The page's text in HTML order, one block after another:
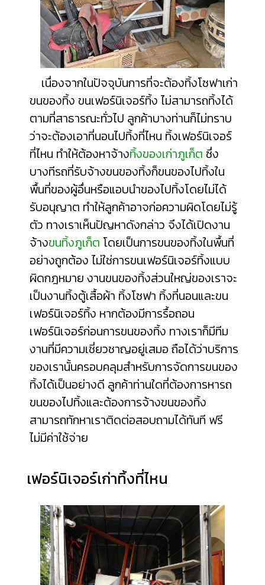
เนื่องจากในปัจจุบันการที่จะต้องทิ้งโซฟาเก่า
ขนของทิ้ง ขนเฟอร์นิเจอร์ทิ้ง ไม่สามารถทิ้งได้
ตามที่สาธารณะทั่วไป ลูกค้าบางท่านก็ไม่ทราบ
ว่าจะต้องเอาที่นอนไปทิ้งที่ไหน ทิ้งเฟอร์นิเจอร์
ที่ไหน ทำให้ต้องหาจ้างทิ้งของเก่าภูเก็ต ซึ่ง
บางทีรถที่รับจ้างขนของทิ้งก็ขนของไปทิ้งใน
พื้นที่ของผู้อื่นหรือแอบนำของไปทิ้งโดยไม่ได้
รับอนุญาต ทำให้ลูกค้าอาจก่อความผิดโดยไม่รู้
ตัว ทางเราเห็นปัญหาดังกล่าว จึงได้เปิดงาน
จ้างขนทิ้งภูเก็ต โดยเป็นการขนของทิ้งในพื้นที่
อย่างถูกต้อง ไม่ใช่การขนเฟอร์นิเจอร์ทิ้งแบบ
ผิดกฎหมาย งานขนของทิ้งส่วนใหญ่ของเราจะ
เป็นงานทิ้งตู้เสื้อผ้า ทิ้งโซฟา ทิ้งที่นอนและขน
เฟอร์นิเจอร์ทิ้ง หากต้องมีการรื้อถอน
เฟอร์นิเจอร์ก่อนการขนของทิ้ง ทางเราก็มีทีม
งานที่มีความเชี่ยวชาญอยู่เสมอ ถือได้ว่าบริการ
ของเรานั้นครอบคลุมสำหรับการจัดการขนของ
ทิ้งได้เป็นอย่างดี ลูกค้าท่านใดที่ต้องการหารถ
ขนของไปทิ้งและต้องการจ้างขนของทิ้ง
สามารถทักหาเราติดต่อสอบถามได้ทันที ฟรี
ไม่มีค่าใช้จ่าย
เฟอร์นิเจอร์เก่าทิ้งที่ไหน